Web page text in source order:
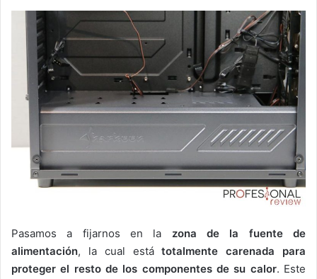
Pasamos a fijarnos en la zona de la fuente de
alimentación, la cual estátotalmente carenada para
proteger el resto de los componentes de su calor. Este